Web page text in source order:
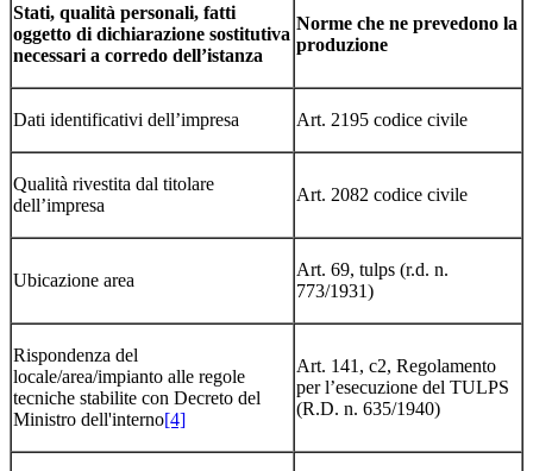
Stati, qualità personali, fatti
oggetto di dichiarazione sostitutiva
necessari a corredo dell’istanza
Norme che ne prevedono la
produzione
Dati identificativi dell’impresa Art. 2195 codice civile
Qualità rivestita dal titolare
dell’impresa
Art. 2082 codice civile
Ubicazione area
Art. 69, tulps (r.d. n.
773/1931)
Rispondenza del
locale/area/impianto alle regole
tecniche stabilite con Decreto del
Ministro dell'interno[4]
Art. 141, c2, Regolamento
per l’esecuzione del TULPS
(R.D. n. 635/1940)